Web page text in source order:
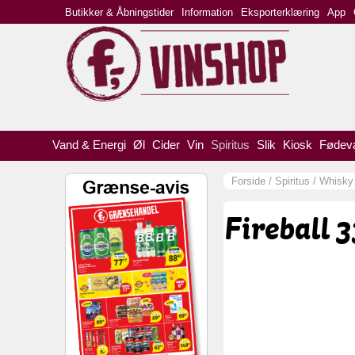
Vand & Energi Øl Cider Vin Spiritus Slik Kiosk
Forside / Spiritus / Whisky
Fireball
Butikker & Åbningstider Information Eksporterklæring App